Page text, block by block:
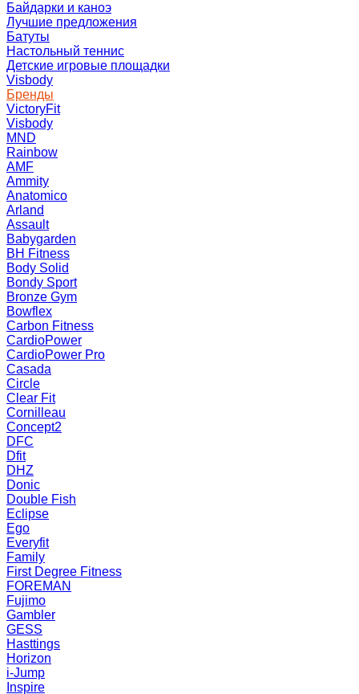
Байдарки и каноэ
Лучшие предложения
Батуты
Настольный теннис
Детские игровые площадки
Visbody
Бренды
VictoryFit
Visbody
MND
Rainbow
AMF
Ammity
Anatomico
Arland
Assault
Babygarden
BH Fitness
Body Solid
Bondy Sport
Bronze Gym
Bowflex
Carbon Fitness
CardioPower
CardioPower Pro
Casada
Circle
Clear Fit
Cornilleau
Concept2
DFC
Dfit
DHZ
Donic
Double Fish
Eclipse
Ego
Everyfit
Family
First Degree Fitness
FOREMAN
Fujimo
Gambler
GESS
Hasttings
Horizon
i-Jump
Inspire